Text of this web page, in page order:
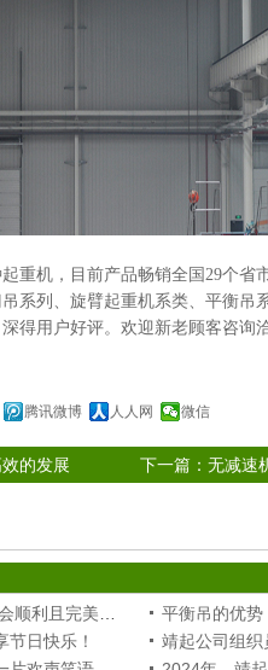
重机，目前产品畅销全国29个省
系列、旋臂起重机系类、平衡吊
得用户好评。欢迎新老顾客咨询洽
腾讯微博 人人网 微信
下一篇： 无减速
的发展
平衡吊的优势
日快乐！
靖起公司组织